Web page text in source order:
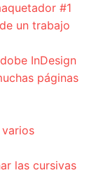
#1
un trabajo
InDesign
páginas
las cursivas